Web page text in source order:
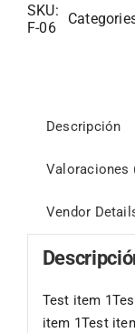
SKU:
F-06
Descripción
Valoraciones
Vendor
Test item
item 1Test